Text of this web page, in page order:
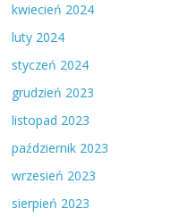
kwiecień 2024
luty 2024
styczeń 2024
grudzień 2023
listopad 2023
październik 2023
wrzesień 2023
sierpień 2023